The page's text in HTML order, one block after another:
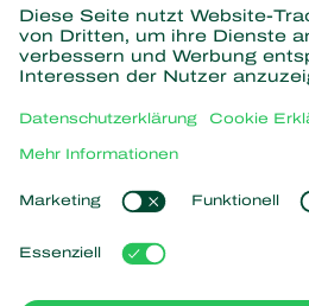
Partners with Nature
Raubmilben
Räuber
Nützliche Mikroorganismen
Bestäubung
Über Koppert
Arbeiten bei Koppert
Kontakt
Koppert One
Koppert Global